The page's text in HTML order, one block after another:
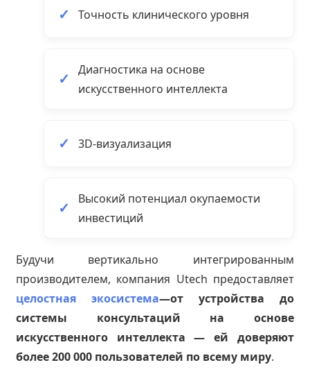
Точность клинического уровня
Диагностика на основе
искусственного интеллекта
3D-визуализация
Высокий потенциал окупаемости
инвестиций
Будучи вертикально интегрированным
производителем, компания Utech предоставляет
целостная экосистема—от устройства до
системы консультаций на основе
искусственного интеллекта — ей доверяют
более 200 000 пользователей по всему миру.